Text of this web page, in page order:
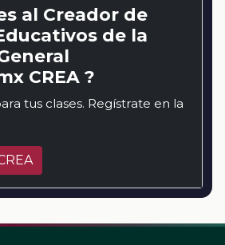
al Creador de
de la
CREA ?
tus clases. Regístrate en la